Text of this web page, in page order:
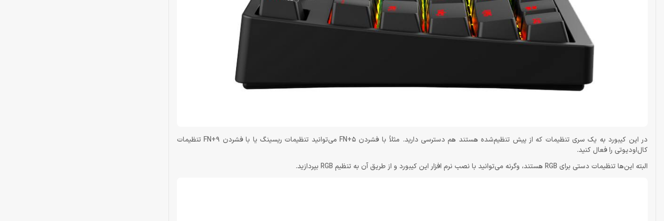
در این کیبورد به یک سری تنظیمات که از پیش تنظیم‌شده هستند هم دسترسی دارید. مثلاً با فشردن FN+5 می‌توانید تنظیمات ریسینگ یا با فشردن FN+9 تنظیمات
کال‌اودیوتی را فعال کنید.
البته این‌ها تنظیمات دستی برای RGB هستند، وگرنه می‌توانید با نصب نرم افزار این کیبورد و از طریق آن به تنظیم RGB بپردازید.